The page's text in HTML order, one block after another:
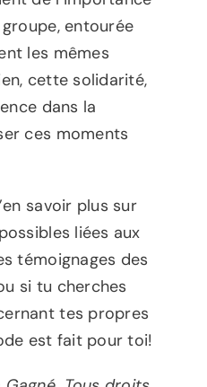
entourée
les mêmes
cette solidarité,
dans la
ces moments
savoir plus sur
liées aux
témoignages des
si tu cherches
tes propres
est fait pour toi!